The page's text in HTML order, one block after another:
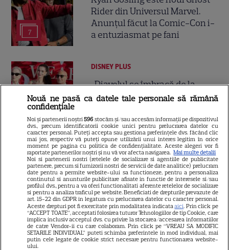
7
Rider din Universul Marvel.
Anunțul făcut la Comic-Con i-
a entuziasmat pe fani
DISNEY PLUS
„Diavolul se îmbracă de la
Prada 2” s-a lansat pe Disney+.
Hathaway revin la revista
Runway
9
VEDETE STRĂINE
Meryl Streep, gest
impresionant pentru Anne
Hathaway și Emily Blunt la
„Diavolul se îmbracă de la
Prada 2”. Ce salarii ar fi primit
actrițele
Nouă ne pasă ca datele tale personale să rămână
confidențiale
Noi și partenerii noștri596 stocăm și/sau accesăm informații pe dispozitivul
dvs., precum identificatorii cookie unici pentru prelucrarea datelor cu
caracter personal. Puteți accepta sau gestiona preferințele dvs. făcând clic
mai jos, respectiv vă puteți opune utilizării unui interes legitim în orice
moment pe pagina cu politica de confidențialitate. Aceste alegeri vor fi
raportate partenerilor noștri și nu vă vor afecta navigarea. Mai multe detalii
Noi si partenerii nostri (retelele de socializare si agentiile de publicitate
partenere, precum si furnizorii nostri de servicii de date analitice) prelucram
date pentru a permite website-ului sa functioneze, pentru a personaliza
continutul si anunturile publicitare afisate in functie de interesele si/sau
profilul dvs., pentru a va oferi functionalitati aferente retelelor de socializare
si pentru a analiza traficul pe website. Beneficiati de drepturile prevazute de
art. 15-22 din GDPR in legatura cu prelucrarea datelor cu caracter personal.
Aceste drepturi pot fi exercitate prin modalitatea indicataaici. Prin click pe
“ACCEPT TOATE”, acceptati folosirea tuturor Tehnologiilor de tip Cookie, care
implica inclusiv acceptul dvs. cu privire la stocarea/accesarea informatiilor
de catre Vendor-ii cu care colaboram. Prin click pe “VREAU SA MODIFIC
SETARILE INDIVIDUAL” puteti schimba preferintele in mod individual, mai
putin cele legate de cookie strict necesare pentru functionarea website-
ului.